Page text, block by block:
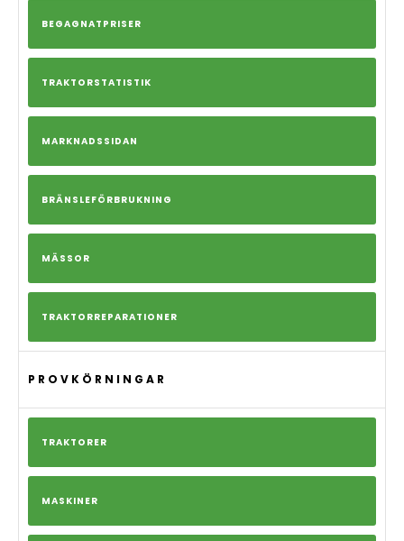
BEGAGNATPRISER
TRAKTORSTATISTIK
MARKNADSSIDAN
BRÄNSLEFÖRBRUKNING
MÄSSOR
TRAKTORREPARATIONER
PROVKÖRNINGAR
TRAKTORER
MASKINER